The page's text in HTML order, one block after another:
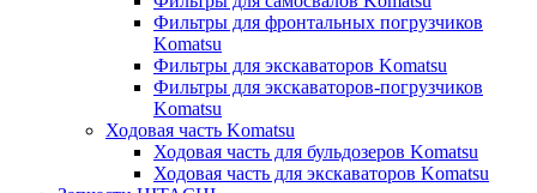
Фильтры для фронтальных погрузчиков
Komatsu
Фильтры для экскаваторов Komatsu
Фильтры для экскаваторов-погрузчиков
Komatsu
Ходовая часть Komatsu
Ходовая часть для бульдозеров Komatsu
Ходовая часть для экскаваторов Komatsu